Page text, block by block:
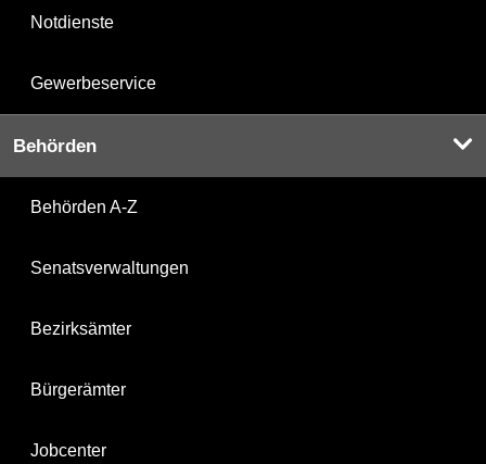
Notdienste
Gewerbeservice
Behörden
Behörden A-Z
Senatsverwaltungen
Bezirksämter
Bürgerämter
Jobcenter